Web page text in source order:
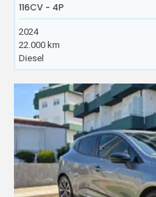
116CV - 4P
2024
22.000 km
Diesel